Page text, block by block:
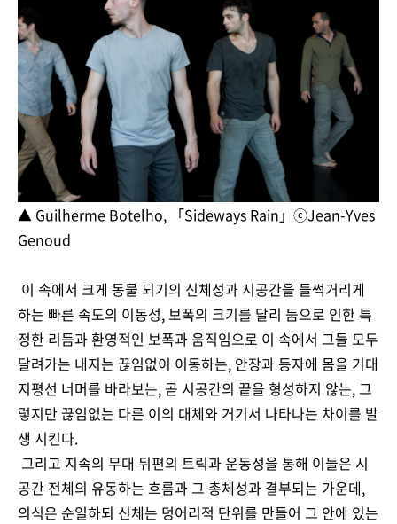
▲ Guilherme Botelho, 「Sideways Rain」ⓒJean-Yves
Genoud
이 속에서 크게 동물 되기의 신체성과 시공간을 들썩거리게
하는 빠른 속도의 이동성, 보폭의 크기를 달리 둠으로 인한 특
정한 리듬과 환영적인 보폭과 움직임으로 이 속에서 그들 모두
달려가는 내지는 끊임없이 이동하는, 안장과 등자에 몸을 기대
지평선 너머를 바라보는, 곧 시공간의 끝을 형성하지 않는, 그
렇지만 끊임없는 다른 이의 대체와 거기서 나타나는 차이를 발
생 시킨다.
그리고 지속의 무대 뒤편의 트릭과 운동성을 통해 이들은 시
공간 전체의 유동하는 흐름과 그 총체성과 결부되는 가운데,
의식은 순일하되 신체는 덩어리적 단위를 만들어 그 안에 있는